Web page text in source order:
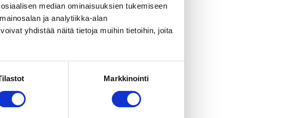
median ominaisuuksien tukemiseen
ja analytiikka-alan
yhdistää näitä tietoja muihin tietoihin, joita
Markkinointi
gillar